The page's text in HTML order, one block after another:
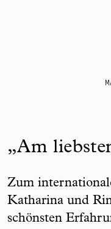
„Am
Zum
Katharina und
schönsten